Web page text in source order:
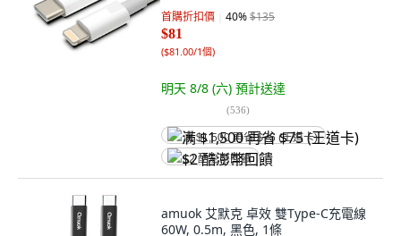
首購折扣價 40%$135
$81
($81.00/1個)
明天 8/8 (六) 預計送達
(536)
满 $1,500 再省 $75 (王道卡)
$2 酷澎幣回饋
amuok 艾默克 卓效 雙Type-C充電線
60W, 0.5m, 黑色, 1條